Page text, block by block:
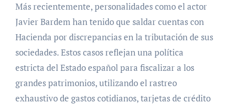
Más recientemente, personalidades como el actor
Javier Bardem han tenido que saldar cuentas con
Hacienda por discrepancias en la tributación de sus
sociedades. Estos casos reflejan una política
estricta del Estado español para fiscalizar a los
grandes patrimonios, utilizando el rastreo
exhaustivo de gastos cotidianos, tarjetas de crédito